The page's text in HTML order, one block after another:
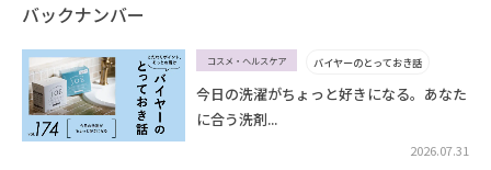
バックナンバー
コスメ・ヘルスケア
2026.07.31
今日の洗濯がちょっと好きになる。あなた
に合う洗剤...
バイヤーのとっておき話